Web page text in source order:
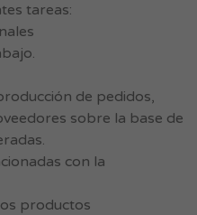
tareas:
de pedidos,
sobre la base de
con la
productos